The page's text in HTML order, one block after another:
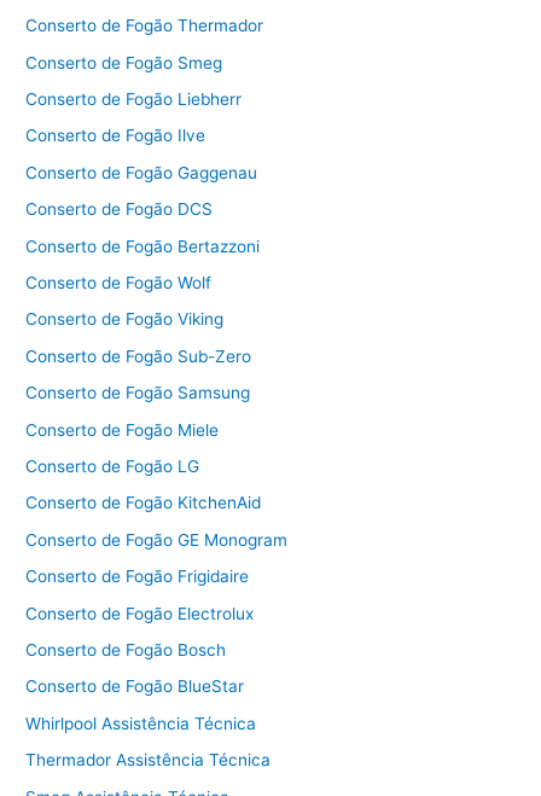
Conserto de Fogão Thermador
Conserto de Fogão Smeg
Conserto de Fogão Liebherr
Conserto de Fogão Ilve
Conserto de Fogão Gaggenau
Conserto de Fogão DCS
Conserto de Fogão Bertazzoni
Conserto de Fogão Wolf
Conserto de Fogão Viking
Conserto de Fogão Sub-Zero
Conserto de Fogão Samsung
Conserto de Fogão Miele
Conserto de Fogão LG
Conserto de Fogão KitchenAid
Conserto de Fogão GE Monogram
Conserto de Fogão Frigidaire
Conserto de Fogão Electrolux
Conserto de Fogão Bosch
Conserto de Fogão BlueStar
Whirlpool Assistência Técnica
Thermador Assistência Técnica